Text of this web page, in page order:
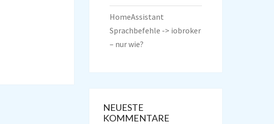
HomeAssistant
Sprachbefehle -> iobroker
– nur wie?
NEUESTE
KOMMENTARE